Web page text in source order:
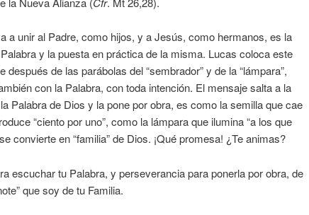
a unir al Padre, como hijos, y a Jesús, como hermanos, es la
y la puesta en práctica de la misma. Lucas coloca este
después de las parábolas del “sembrador” y de la “lámpara”,
con la Palabra, con toda intención. El mensaje salta a la
Palabra de Dios y la pone por obra, es como la semilla que cae
“ciento por uno”, como la lámpara que ilumina “a los que
convierte en “familia” de Dios. ¡Qué promesa! ¿Te animas?
escuchar tu Palabra, y perseverancia para ponerla por obra, de
que soy de tu Familia.